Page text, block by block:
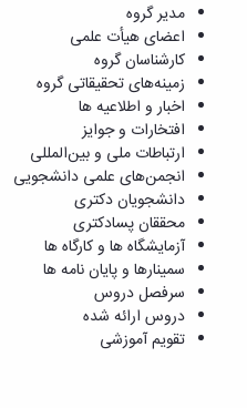
مدیر گروه
اعضای هیأت علمی
کارشناسان گروه
زمینه‌های تحقیقاتی گروه
اخبار و اطلاعیه ها
افتخارات و جوایز
ارتباطات ملی و بین‌المللی
انجمن‌های علمی دانشجویی
دانشجویان دکتری
محققان پسادکتری
آزمایشگاه ها و کارگاه ها
سمینارها و پایان نامه ها
سرفصل دروس
دروس ارائه شده
تقویم آموزشی